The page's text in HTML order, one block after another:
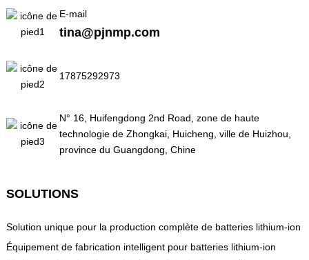
E-mail
tina@pjnmp.com
17875292973
N° 16, Huifengdong 2nd Road, zone de haute
technologie de Zhongkai, Huicheng, ville de Huizhou,
province du Guangdong, Chine
SOLUTIONS
Solution unique pour la production complète de batteries lithium-ion
Équipement de fabrication intelligent pour batteries lithium-ion